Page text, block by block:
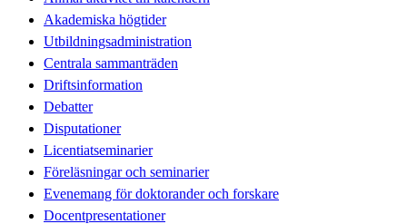
Akademiska högtider
Utbildningsadministration
Centrala sammanträden
Driftsinformation
Debatter
Disputationer
Licentiatseminarier
Föreläsningar och seminarier
Evenemang för doktorander och forskare
Docentpresentationer